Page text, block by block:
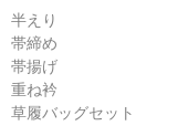
半えり
帯締め
帯揚げ
重ね衿
草履バッグセット